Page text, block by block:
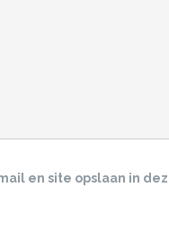
en site opslaan in